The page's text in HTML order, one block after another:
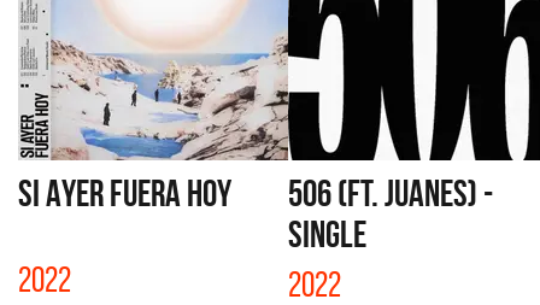
SI AYER FUERA HOY
2022
506 (FT. JUANES) -
SINGLE
2022